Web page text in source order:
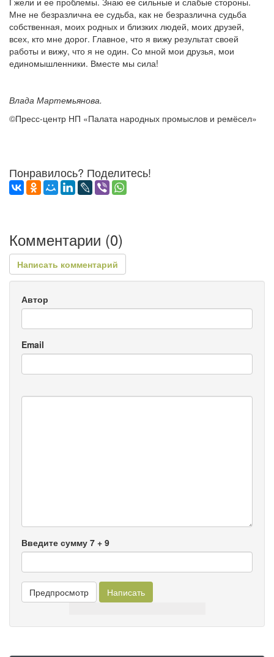
Мне не безразлична ее судьба, как не безразлична судьба
собственная, моих родных и близких людей, моих друзей,
всех, кто мне дорог. Главное, что я вижу результат своей
работы и вижу, что я не один. Со мной мои друзья, мои
единомышленники. Вместе мы сила!
Влада Мартемьянова.
©Пресс-центр НП «Палата народных промыслов и ремёсел»
Понравилось? Поделитесь!
Комментарии (0)
Написать комментарий
Автор
Email
Введите сумму 7 + 9